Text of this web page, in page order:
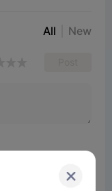
All New